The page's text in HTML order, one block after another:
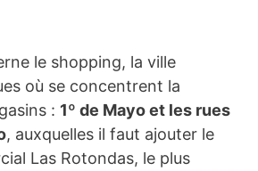
le shopping, la ville
où se concentrent la
: 1º de Mayo et les rues
, auxquelles il faut ajouter le
Las Rotondas, le plus